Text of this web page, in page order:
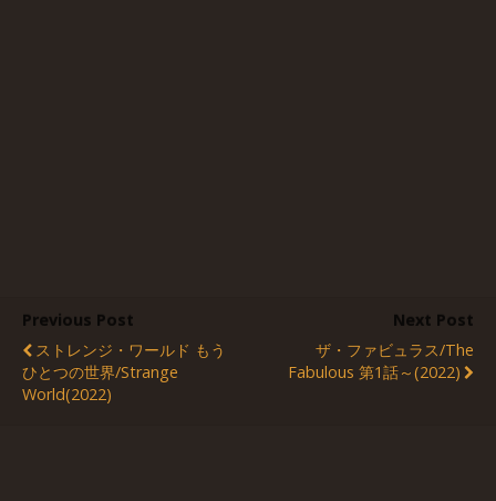
Previous Post
ストレンジ・ワールド もう
ひとつの世界/Strange
World(2022)
Next Post
ザ・ファビュラス/The
Fabulous 第1話～(2022)